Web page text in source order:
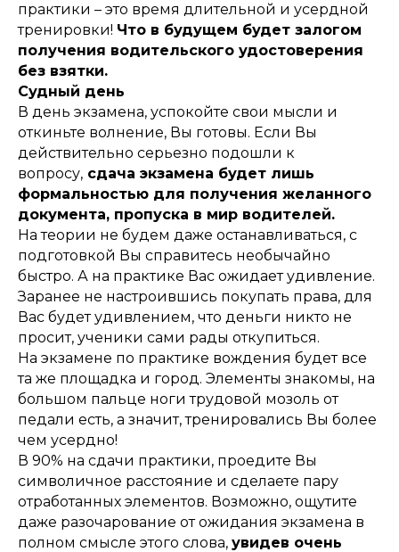
практики – это время длительной и усердной
тренировки! Что в будущем будет залогом
получения водительского удостоверения
без взятки.
Судный день
В день экзамена, успокойте свои мысли и
откиньте волнение, Вы готовы. Если Вы
действительно серьезно подошли к
вопросу, сдача экзамена будет лишь
формальностью для получения желанного
документа, пропуска в мир водителей.
На теории не будем даже останавливаться, с
подготовкой Вы справитесь необычайно
быстро. А на практике Вас ожидает удивление.
Заранее не настроившись покупать права, для
Вас будет удивлением, что деньги никто не
просит, ученики сами рады откупиться.
На экзамене по практике вождения будет все
та же площадка и город. Элементы знакомы, на
большом пальце ноги трудовой мозоль от
педали есть, а значит, тренировались Вы более
чем усердно!
В 90% на сдачи практики, проедите Вы
символичное расстояние и сделаете пару
отработанных элементов. Возможно, ощутите
даже разочарование от ожидания экзамена в
полном смысле этого слова, увидев очень